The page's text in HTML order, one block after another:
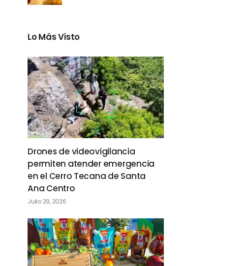
Lo Más Visto
Drones de videovigilancia
permiten atender emergencia
en el Cerro Tecana de Santa
Ana Centro
Julio 29, 2026